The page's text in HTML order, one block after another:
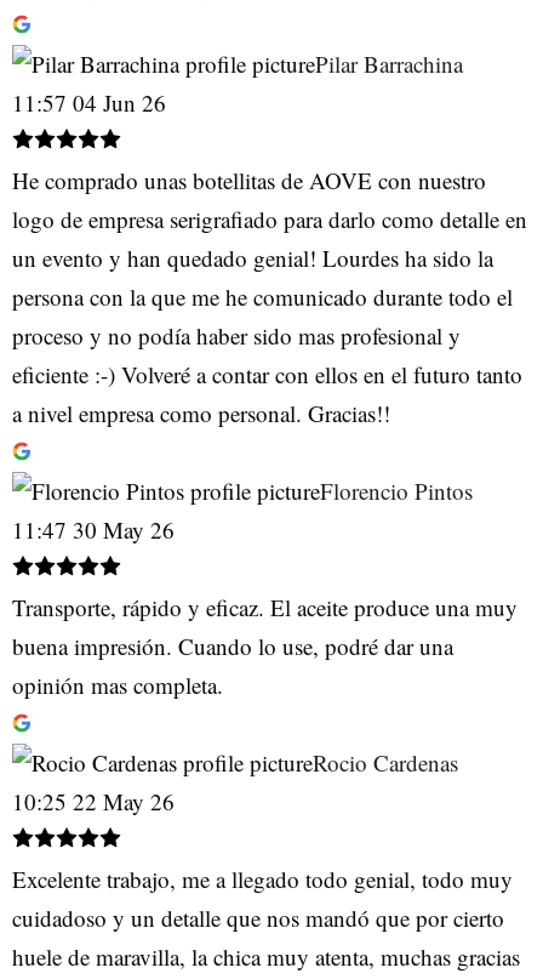
Pilar Barrachina
11:57 04 Jun 26
He comprado unas botellitas de AOVE con nuestro
logo de empresa serigrafiado para darlo como detalle en
un evento y han quedado genial! Lourdes ha sido la
persona con la que me he comunicado durante todo el
proceso y no podía haber sido mas profesional y
eficiente :-) Volveré a contar con ellos en el futuro tanto
a nivel empresa como personal. Gracias!!
Florencio Pintos
11:47 30 May 26
Transporte, rápido y eficaz. El aceite produce una muy
buena impresión. Cuando lo use, podré dar una
opinión mas completa.
Rocio Cardenas
10:25 22 May 26
Excelente trabajo, me a llegado todo genial, todo muy
cuidadoso y un detalle que nos mandó que por cierto
huele de maravilla, la chica muy atenta, muchas gracias